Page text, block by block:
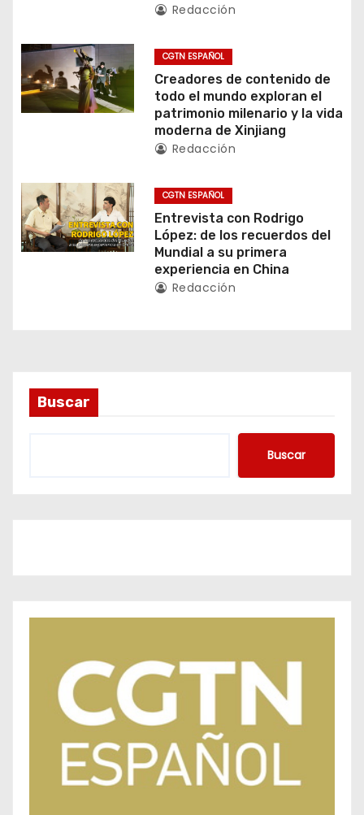
d
e
t
r
Redacción
CGTN ESPAÑOL
Creadores de contenido de
todo el mundo exploran el
patrimonio milenario y la vida
moderna de Xinjiang
Redacción
CGTN ESPAÑOL
Entrevista con Rodrigo
López: de los recuerdos del
Mundial a su primera
experiencia en China
Redacción
Buscar
Buscar